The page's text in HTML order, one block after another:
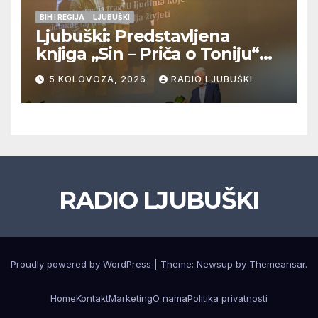
BIH I REGIJA LJUBUŠKI
Ljubuški: Predstavljena
knjiga „Sin – Priča o Toniju“
dr. sc. Zdenka Hercega
5 KOLOVOZA, 2026 RADIO LJUBUŠKI
RADIO LJUBUŠKI
Proudly powered by WordPress Theme: Newsup by Themeansar.
HomeKontaktMarketingO namaPolitika privatnosti